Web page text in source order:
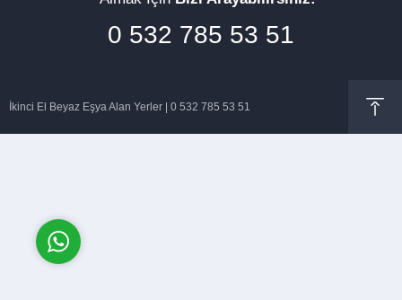
0 532 785 53 51
İkinci El Beyaz Eşya Alan Yerler | 0 532 785 53 51